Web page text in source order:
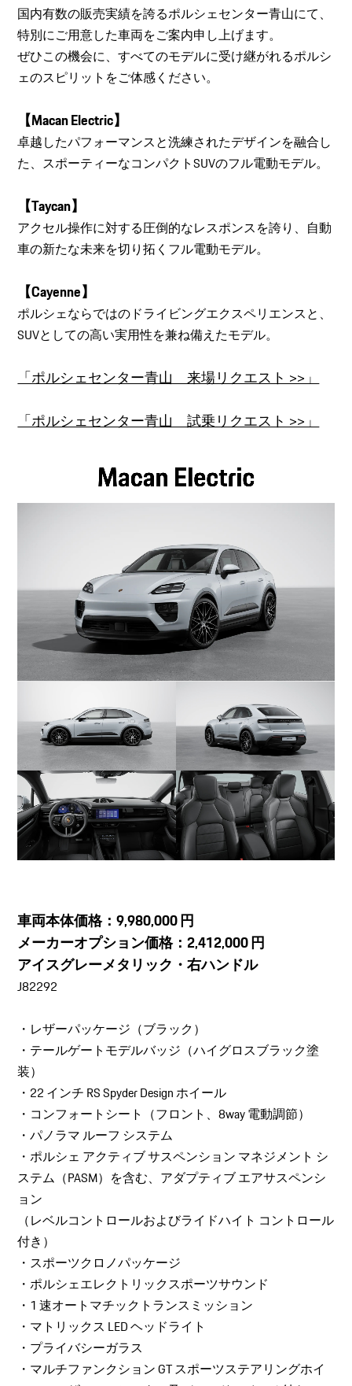
国内有数の販売実績を誇るポルシェセンター青山にて、
特別にご用意した車両をご案内申し上げます。
ぜひこの機会に、すべてのモデルに受け継がれるポルシ
ェのスピリットをご体感ください。
【Macan Electric】
卓越したパフォーマンスと洗練されたデザインを融合し
た、スポーティーなコンパクトSUVのフル電動モデル。
【Taycan】
アクセル操作に対する圧倒的なレスポンスを誇り、自動
車の新たな未来を切り拓くフル電動モデル。
【Cayenne】
ポルシェならではのドライビングエクスペリエンスと、
SUVとしての高い実用性を兼ね備えたモデル。
「ポルシェセンター青山 来場リクエスト >>」
「ポルシェセンター青山 試乗リクエスト >>」
車両本体価格：9,980,000 円
メーカーオプション価格：2,412,000 円
アイスグレーメタリック・右ハンドル
J82292
・レザーパッケージ（ブラック）
・テールゲートモデルバッジ（ハイグロスブラック塗
装）
・22 インチ RS Spyder Design ホイール
・コンフォートシート（フロント、8way 電動調節）
・パノラマ ルーフ システム
・ポルシェ アクティブ サスペンション マネジメント シ
ステム（PASM）を含む、アダプティブ エアサスペンシ
ョン
（レベルコントロールおよびライドハイト コントロール
付き）
・スポーツクロノパッケージ
・ポルシェエレクトリックスポーツサウンド
・1 速オートマチックトランスミッション
・マトリックス LED ヘッドライト
・プライバシーガラス
・マルチファンクション GT スポーツステアリングホイ